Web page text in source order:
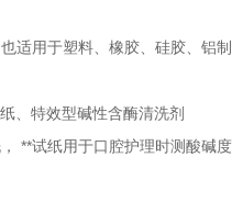
适用于塑料、橡胶、硅胶、铝
、特效型碱性含酶清洗剂
**试纸用于口腔护理时测酸碱